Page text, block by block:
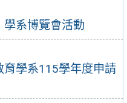
學系博覽會活動
學系115學年度申請